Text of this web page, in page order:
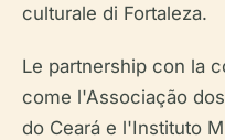
culturale di Fortaleza.
Le partnership con la
come l'Associação
do Ceará e l'Instituto